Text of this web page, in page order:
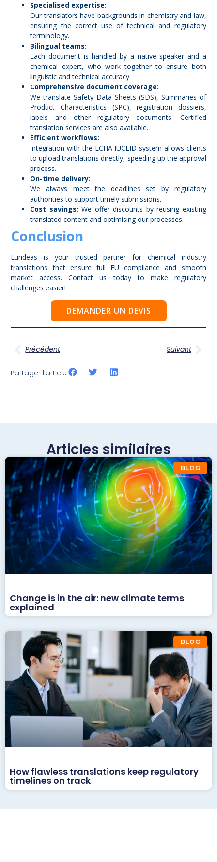
Specialised expertise:
Our translators have backgrounds in chemistry and law,
ensuring the correct use of technical and regulatory
terminology.
Bilingual teams:
Each document is handled by a native speaker and a
chemical expert, who work together to ensure both
linguistic and technical accuracy.
Comprehensive document coverage:
We translate Safety Data Sheets (SDS), Summaries of
Product Characteristics (SPC), registration dossiers,
labels and other regulatory documents. Certified
translation services are also available.
Efficient workflows:
Integration with the ECHA IUCLID system allows clients
to upload translations directly, speeding up the approval
process.
On-time delivery:
We always meet the deadlines set by regulatory
authorities to support timely submissions.
Cost savings: We offer discounts by reusing existing
translated content and optimising our processes.
Conclusion
Eurideas is your trusted partner for chemical industry
translations that ensure full EU compliance and smooth
market access. Contact us today to make regulatory
challenges easier!
DEMANDER UN DEVIS
Précédent Suivant
Partager l’article
Articles similaires
BLOG
Change is in the air: new climate terms
explained
BLOG
How flawless translations keep regulatory
timelines on track